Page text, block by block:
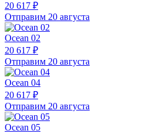
20 617 ₽
Отправим 20 августа
Ocean 02
20 617 ₽
Отправим 20 августа
Ocean 04
20 617 ₽
Отправим 20 августа
Ocean 05